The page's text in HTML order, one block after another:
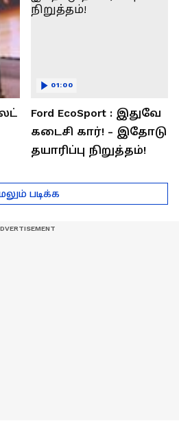
Ford EcoSport : இதுவே
கடைசி கார்! - இதோடு
தயாரிப்பு நிறுத்தம்!
01:00
படிக்க